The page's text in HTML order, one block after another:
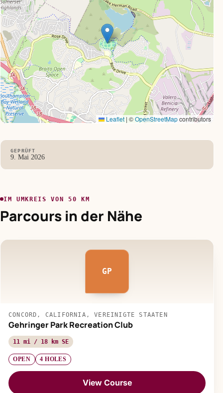
Leaflet | ©OpenStreetMapcontributors
GEPRÜFT
9. Mai 2026
IM UMKREIS VON 50 KM
Parcours in der Nähe
GP
CONCORD, CALIFORNIA, VEREINIGTE STAATEN
Gehringer Park Recreation Club
11 mi / 18 km SE
OPEN 4 HOLES
View Course